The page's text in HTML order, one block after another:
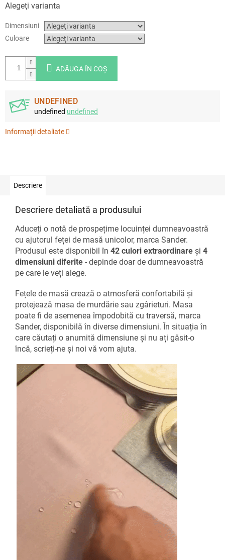
preţ:
Alegeţi varianta
Dimensiuni
Culoare
ADĂUGA ÎN COŞ
UNDEFINED
undefined undefined
Informaţii detaliate
Descriere
Descriere detaliată a produsului
Aduceți o notă de prospețime locuinței dumneavoastră
cu ajutorul feței de masă unicolor, marca Sander.
Produsul este disponibil în 42 culori extraordinare și 4
dimensiuni diferite - depinde doar de dumneavoastră
pe care le veți alege.
Fețele de masă crează o atmosferă confortabilă și
protejează masa de murdărie sau zgârieturi. Masa
poate fi de asemenea împodobită cu traversă, marca
Sander, disponibilă în diverse dimensiuni. În situația în
care căutați o anumită dimensiune și nu ați găsit-o
încă, scrieți-ne și noi vă vom ajuta.